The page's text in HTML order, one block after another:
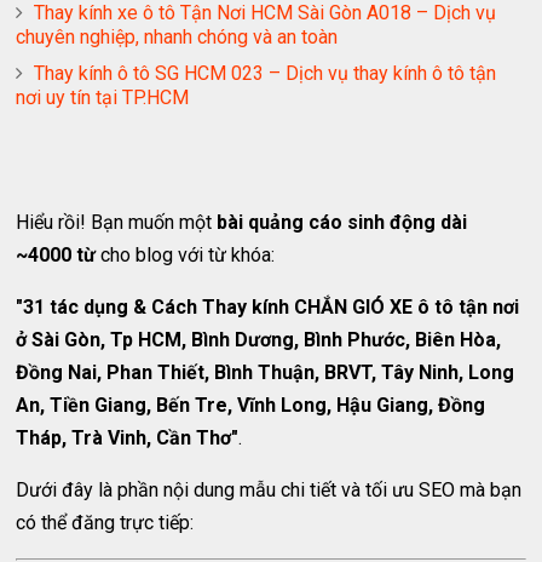
Thay kính xe ô tô Tận Nơi HCM Sài Gòn A018 – Dịch vụ
chuyên nghiệp, nhanh chóng và an toàn
Thay kính ô tô SG HCM 023 – Dịch vụ thay kính ô tô tận
nơi uy tín tại TP.HCM
Hiểu rồi! Bạn muốn một bài quảng cáo sinh động dài
~4000 từcho blog với từ khóa:
"31 tác dụng & Cách Thay kính CHẮN GIÓ XE ô tô tận nơi
ở Sài Gòn, Tp HCM, Bình Dương, Bình Phước, Biên Hòa,
Đồng Nai, Phan Thiết, Bình Thuận, BRVT, Tây Ninh, Long
An, Tiền Giang, Bến Tre, Vĩnh Long, Hậu Giang, Đồng
Tháp, Trà Vinh, Cần Thơ".
Dưới đây là phần nội dung mẫu chi tiết và tối ưu SEO mà bạn
có thể đăng trực tiếp: